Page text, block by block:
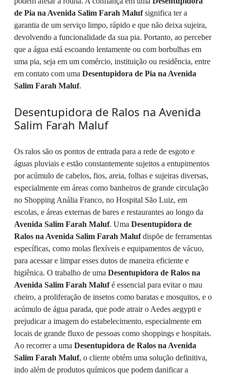
de Pia na Avenida Salim Farah Malufsignifica ter a
garantia de um serviço limpo, rápido e que não deixa sujeira,
devolvendo a funcionalidade da sua pia. Portanto, ao perceber
que a água está escoando lentamente ou com borbulhas em
uma pia, seja em um comércio, instituição ou residência, entre
em contato com uma Desentupidora de Pia na Avenida
Salim Farah Maluf.
Desentupidora de Ralos na Avenida
Salim Farah Maluf
Os ralos são os pontos de entrada para a rede de esgoto e
águas pluviais e estão constantemente sujeitos a entupimentos
por acúmulo de cabelos, fios, areia, folhas e sujeiras diversas,
especialmente em áreas como banheiros de grande circulação
no Shopping Anália Franco, no Hospital São Luiz, em
escolas, e áreas externas de bares e restaurantes ao longo da
Avenida Salim Farah Maluf. Uma Desentupidora de
Ralos na Avenida Salim Farah Malufdispõe de ferramentas
específicas, como molas flexíveis e equipamentos de vácuo,
para acessar e limpar esses dutos de maneira eficiente e
higiênica. O trabalho de uma Desentupidora de Ralos na
Avenida Salim Farah Malufé essencial para evitar o mau
cheiro, a proliferação de insetos como baratas e mosquitos, e o
acúmulo de água parada, que pode atrair o Aedes aegypti e
prejudicar a imagem do estabelecimento, especialmente em
locais de grande fluxo de pessoas como shoppings e hospitais.
Ao recorrer a uma Desentupidora de Ralos na Avenida
Salim Farah Maluf, o cliente obtém uma solução definitiva,
indo além de produtos químicos que podem danificar a